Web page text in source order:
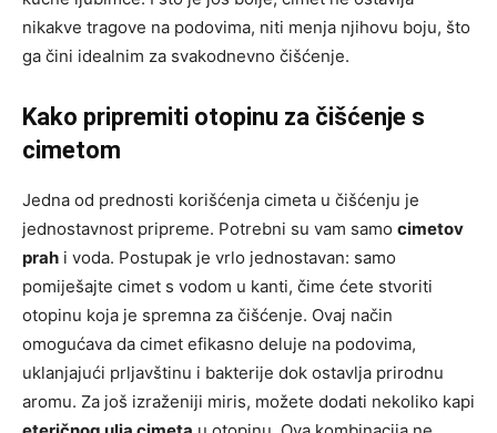
nikakve tragove na podovima, niti menja njihovu boju, što
ga čini idealnim za svakodnevno čišćenje.
Kako pripremiti otopinu za čišćenje s
cimetom
Jedna od prednosti korišćenja cimeta u čišćenju je
jednostavnost pripreme. Potrebni su vam samo cimetov
prah i voda. Postupak je vrlo jednostavan: samo
pomiješajte cimet s vodom u kanti, čime ćete stvoriti
otopinu koja je spremna za čišćenje. Ovaj način
omogućava da cimet efikasno deluje na podovima,
uklanjajući prljavštinu i bakterije dok ostavlja prirodnu
aromu. Za još izraženiji miris, možete dodati nekoliko kapi